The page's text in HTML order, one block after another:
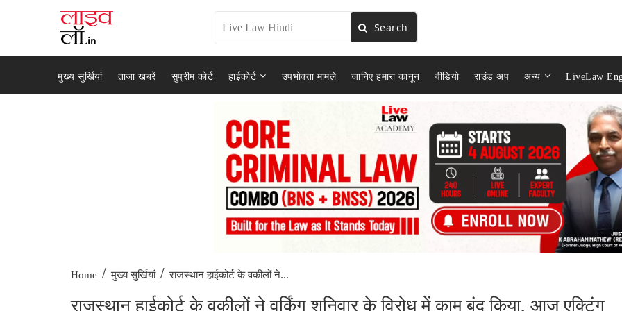
Search
मुख्य सुर्खियां ताजा खबरें सुप्रीम कोर्ट हाईकोर्ट उपभोक्ता मामले जानिए हमारा कानून वीडियो राउंड अप अन्य LiveLaw
Home / मुख्य सुर्खियां / राजस्थान हाईकोर्ट के वकीलों ने...
राजस्थान हाईकोर्ट के वकीलों ने वर्किंग शनिवार के विरोध में काम बंद किया, आज एक्टिंग